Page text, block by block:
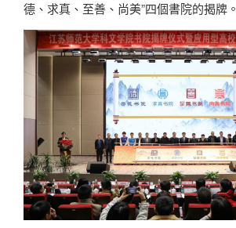
德、求真、至善、尚美”四個書院的揭牌。